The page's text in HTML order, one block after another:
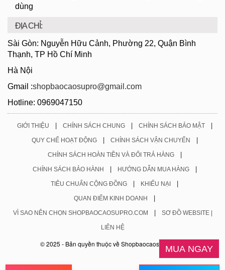
MUA NGAY
dùng
ĐỊA CHỈ:
Sài Gòn: Nguyễn Hữu Cảnh, Phường 22, Quận Bình
Thạnh, TP Hồ Chí Minh
Hà Nội
Gmail :shopbaocaosupro@gmail.com
Hotline: 0969047150
GIỚI THIỆU | CHÍNH SÁCH CHUNG | CHÍNH SÁCH BẢO MẬT |
QUY CHẾ HOẠT ĐỘNG | CHÍNH SÁCH VẬN CHUYỂN |
CHÍNH SÁCH HOÀN TIỀN VÀ ĐỔI TRẢ HÀNG |
CHÍNH SÁCH BẢO HÀNH | HƯỚNG DẪN MUA HÀNG |
TIÊU CHUẨN CỘNG ĐỒNG | KHIẾU NẠI |
QUAN ĐIỂM KINH DOANH |
VÌ SAO NÊN CHỌN SHOPBAOCAOSUPRO.COM | SƠ ĐỒ WEBSITE |
LIÊN HỆ
© 2025 - Bản quyền thuộc về Shopbaocaosupro.com